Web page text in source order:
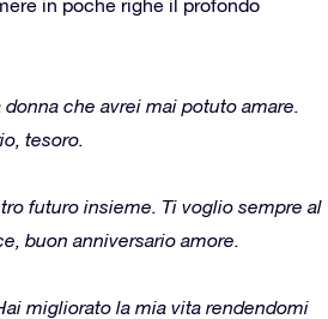
in poche righe il profondo
che avrei mai potuto amare.
tesoro.
futuro insieme. Ti voglio sempre al
buon anniversario amore.
migliorato la mia vita rendendomi